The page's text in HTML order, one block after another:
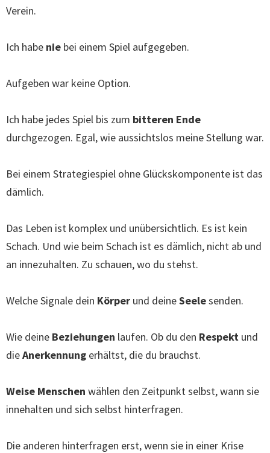
Verein.
Ich habe nie bei einem Spiel aufgegeben.
Aufgeben war keine Option.
Ich habe jedes Spiel bis zum bitteren Ende
durchgezogen. Egal, wie aussichtslos meine Stellung war.
Bei einem Strategiespiel ohne Glückskomponente ist das
dämlich.
Das Leben ist komplex und unübersichtlich. Es ist kein
Schach. Und wie beim Schach ist es dämlich, nicht ab und
an innezuhalten. Zu schauen, wo du stehst.
Welche Signale dein Körper und deineSeelesenden.
Wie deine Beziehungen laufen. Ob du den Respekt und
dieAnerkennung erhältst, die du brauchst.
Weise Menschen wählen den Zeitpunkt selbst, wann sie
innehalten und sich selbst hinterfragen.
Die anderen hinterfragen erst, wenn sie in einer Krise